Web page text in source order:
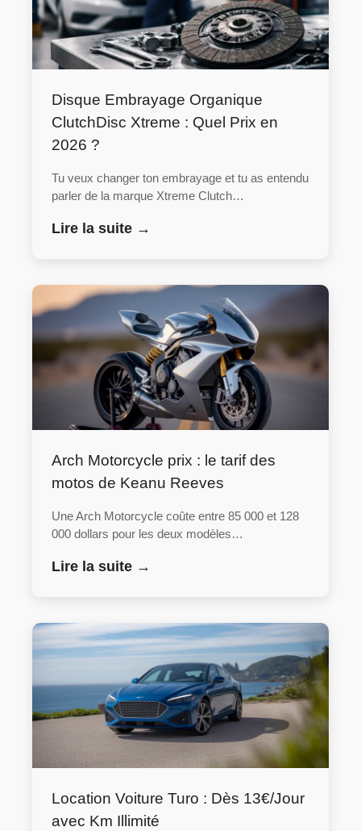
Disque Embrayage Organique
ClutchDisc Xtreme : Quel Prix en
2026 ?
Tu veux changer ton embrayage et tu as entendu
parler de la marque Xtreme Clutch…
Lire la suite →
Arch Motorcycle prix : le tarif des
motos de Keanu Reeves
Une Arch Motorcycle coûte entre 85 000 et 128
000 dollars pour les deux modèles…
Lire la suite →
Location Voiture Turo : Dès 13€/Jour
avec Km Illimité